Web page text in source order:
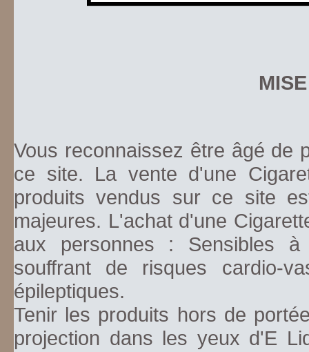
Vous reconnaissez être âgé de
ce site. La vente d'une
produits vendus sur ce site
majeures. L'achat d'une
aux personnes : Sensibles
souffrant de risques cardio-
épileptiques.
Tenir les produits hors de
projection dans les yeux d'E